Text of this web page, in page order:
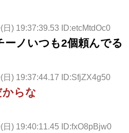
日) 19:37:39.53 ID:etcMtdOc0
ノいつも2個頼んでる
日) 19:37:44.17 ID:SfjZX4g50
からな
日) 19:40:11.45 ID:fxO8pBjw0